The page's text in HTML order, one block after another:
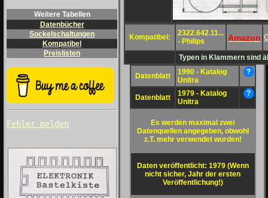
Weitere Tabellen
Datenbücher
Sockelschaltungen
Kompatibel
Preislisten
Fehler melden
Kompatibel:
2322.642.11...
- Philips
Amazon
Typen in Klammern sind
Datenblatt
1990 - Katalog
Unitra
?
Datenblatt
1979 - Katalog
Unitra
?
Es werden maximal zwei
Datenquellen angegeben, obwohl
z.T. mehr verwendet wurden!
Daten veröffentlicht: 1979 (Wenn
nicht sicher, Jahr der ersten
Veröffentlichung!)